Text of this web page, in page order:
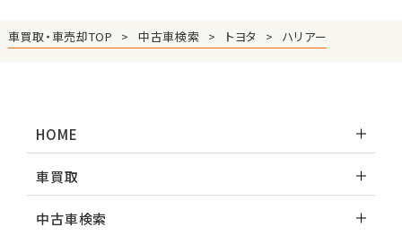
車買取・車売却TOP 中古車検索 トヨタ ハリアー
HOME
車買取
中古車検索